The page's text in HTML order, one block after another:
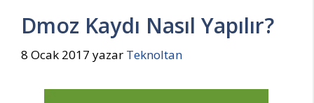
Dmoz Kaydı Nasıl Yapılır?
8 Ocak 2017 yazar Teknoltan